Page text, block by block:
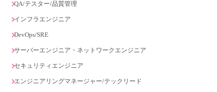
QA/テスター/品質管理
インフラエンジニア
DevOps/SRE
サーバーエンジニア・ネットワークエンジニア
セキュリティエンジニア
エンジニアリングマネージャー/テックリード